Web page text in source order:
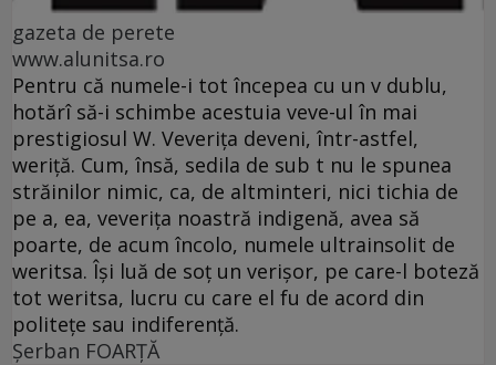
gazeta de perete
www.alunitsa.ro
Pentru că numele-i tot începea cu un v dublu,
hotărî să-i schimbe acestuia veve-ul în mai
prestigiosul W. Veveriţa deveni, într-astfel,
weriţă. Cum, însă, sedila de sub t nu le spunea
străinilor nimic, ca, de altminteri, nici tichia de
pe a, ea, veveriţa noastră indigenă, avea să
poarte, de acum încolo, numele ultrainsolit de
weritsa. Îşi luă de soţ un verişor, pe care-l boteză
tot weritsa, lucru cu care el fu de acord din
politeţe sau indiferenţă.
Şerban FOARŢĂ